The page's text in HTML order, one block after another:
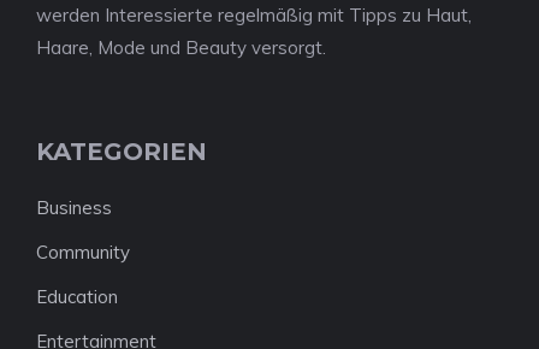
werden Interessierte regelmäßig mit Tipps zu Haut,
Haare, Mode und Beauty versorgt.
KATEGORIEN
Business
Community
Education
Entertainment